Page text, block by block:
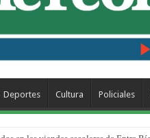
Deportes Cultura Policiales